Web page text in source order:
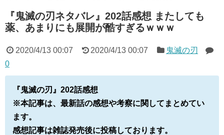
『鬼滅の刃ネタバレ』202話感想 またしても
薬、あまりにも展開が酷すぎるｗｗｗ
2020/4/13 00:07 2020/4/13 00:07
鬼滅の刃
0
『鬼滅の刃』202話感想
※本記事は、最新話の感想や考察に関してまとめてい
ます。
感想記事は雑誌発売後に投稿しております。